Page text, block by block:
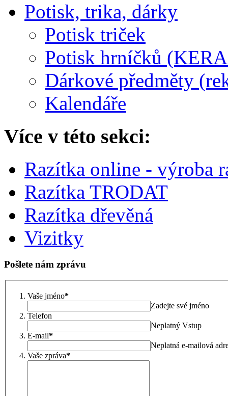
Potisk, trika, dárky
Potisk triček
Potisk hrníčků
Dárkové předměty
Kalendáře
Více v této sekci:
Razítka online - výroba
Razítka TRODAT
Razítka dřevěná
Vizitky
Pošlete nám zprávu
Vaše jméno*
Zadejte své jméno
Telefon
Neplatný Vstup
E-mail*
Neplatná e-mailová
Vaše zpráva*